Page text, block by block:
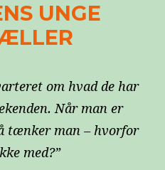
UNGE
om hvad de har
Når man er
tænker man – hvorfor
med?”